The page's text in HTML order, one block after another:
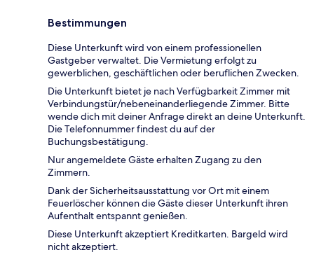
Bestimmungen
Diese Unterkunft wird von einem professionellen
Gastgeber verwaltet. Die Vermietung erfolgt zu
gewerblichen, geschäftlichen oder beruflichen Zwecken.
Die Unterkunft bietet je nach Verfügbarkeit Zimmer mit
Verbindungstür/nebeneinanderliegende Zimmer. Bitte
wende dich mit deiner Anfrage direkt an deine Unterkunft.
Die Telefonnummer findest du auf der
Buchungsbestätigung.
Nur angemeldete Gäste erhalten Zugang zu den
Zimmern.
Dank der Sicherheitsausstattung vor Ort mit einem
Feuerlöscher können die Gäste dieser Unterkunft ihren
Aufenthalt entspannt genießen.
Diese Unterkunft akzeptiert Kreditkarten. Bargeld wird
nicht akzeptiert.